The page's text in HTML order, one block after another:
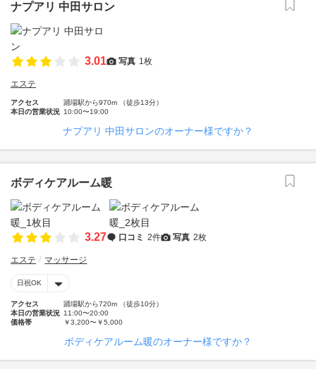
ナプアリ 中田サロン
3.01 写真 1枚
エステ
アクセス
踊場駅から970m （徒歩13分）
本日の営業状況 10:00〜19:00
ナプアリ 中田サロンのオーナー様ですか？
ボディケアルーム暖
3.27 口コミ 2件 写真 2枚
エステ マッサージ
日祝OK
アクセス
踊場駅から720m （徒歩10分）
本日の営業状況 11:00〜20:00
価格帯
￥3,200〜￥5,000
ボディケアルーム暖のオーナー様ですか？